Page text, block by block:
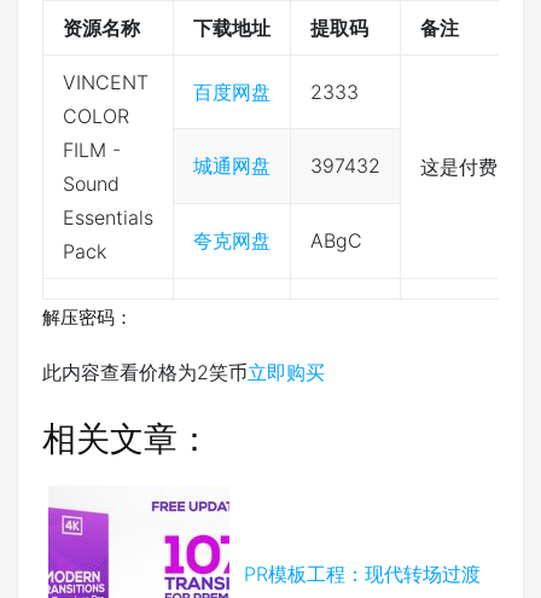
资源名称 下载地址 提取码 备注
VINCENT
COLOR
FILM -
Sound
Essentials
Pack
百度网盘 2333
这是付费资源
城通网盘 397432
夸克网盘 ABgC
解压密码：
此内容查看价格为2笑币立即购买
相关文章：
PR模板工程：现代转场过渡